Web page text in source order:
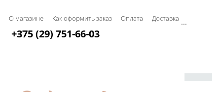
О магазине Как оформить заказ Оплата Доставка ...
+375 (29) 751-66-03